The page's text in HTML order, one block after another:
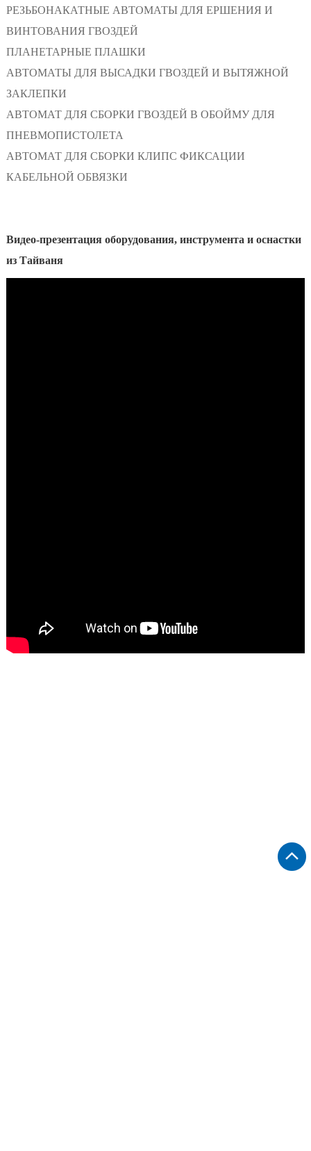
РЕЗЬБОНАКАТНЫЕ АВТОМАТЫ ДЛЯ ЕРШЕНИЯ И
ВИНТОВАНИЯ ГВОЗДЕЙ
ПЛАНЕТАРНЫЕ ПЛАШКИ
АВТОМАТЫ ДЛЯ ВЫСАДКИ ГВОЗДЕЙ И ВЫТЯЖНОЙ
ЗАКЛЕПКИ
АВТОМАТ ДЛЯ СБОРКИ ГВОЗДЕЙ В ОБОЙМУ ДЛЯ
ПНЕВМОПИСТОЛЕТА
АВТОМАТ ДЛЯ СБОРКИ КЛИПС ФИКСАЦИИ
КАБЕЛЬНОЙ ОБВЯЗКИ
Видео-презентация оборудования, инструмента и оснастки
из Тайваня